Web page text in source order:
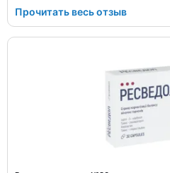
Прочитать весь отзыв